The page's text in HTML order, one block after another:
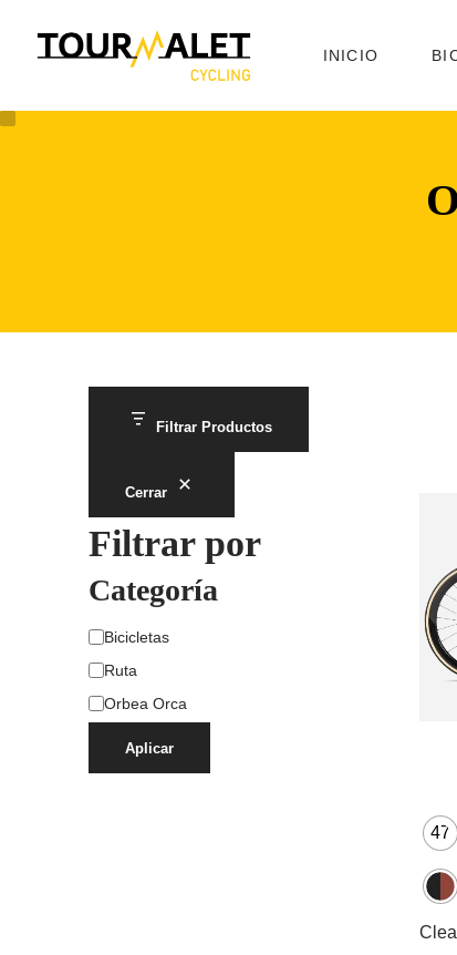
INICIO
Filtrar Productos
Cerrar
Filtrar por
Categoría
Bicicletas
Ruta
Orbea Orca
Aplicar
47